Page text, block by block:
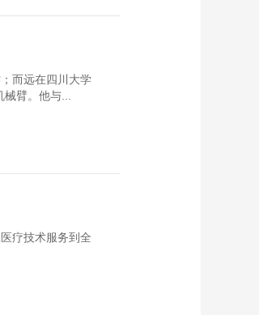
而远在四川大学
臂。他与...
疗技术服务到全